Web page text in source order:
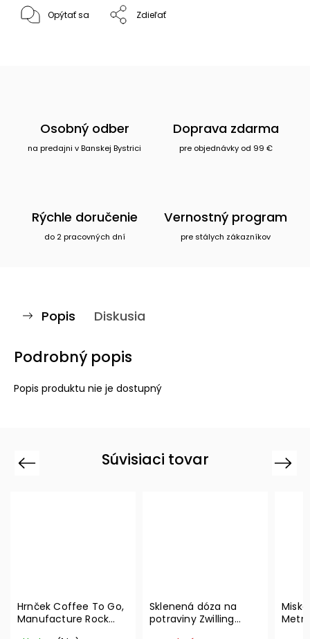
Opýtať sa Zdieľať
Osobný odber
na predajni v Banskej Bystrici
Doprava zdarma
pre objednávky od 99 €
Rýchle doručenie
do 2 pracovných dní
Vernostný program
pre stálych zákazníkov
Popis Diskusia
Podrobný popis
Popis produktu nie je dostupný
Súvisiaci tovar
Previous
Hrnček Coffee To Go,
Manufacture Rock
Sklenená dóza na
potraviny Zwilling
Next